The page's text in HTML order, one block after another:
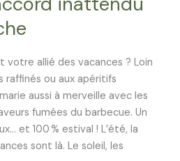
votre allié des vacances ? Loin
raffinés ou aux apéritifs
aussi à merveille avec les
fumées du barbecue. Un
et 100 % estival ! L’été, la
sont là. Le soleil, les